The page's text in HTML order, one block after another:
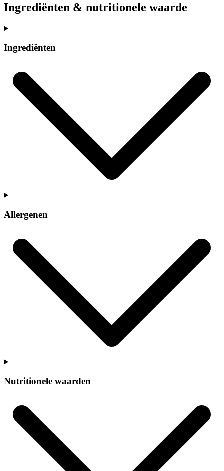
Ingrediënten & nutritionele waarde
Ingrediënten
Allergenen
Nutritionele waarden